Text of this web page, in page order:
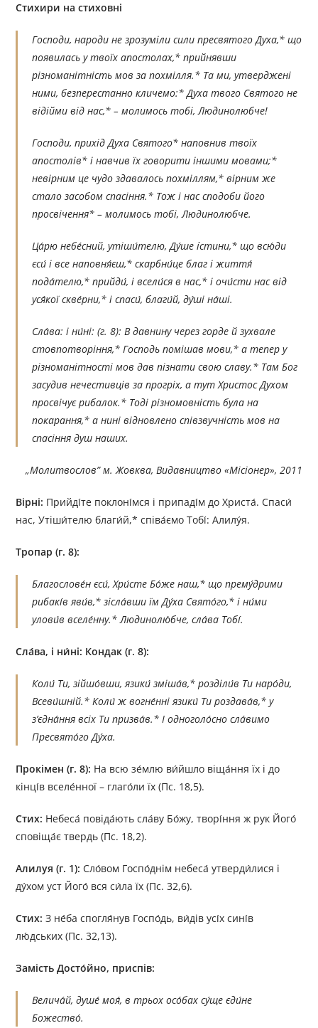
Стихири на стиховні
Господи, народи не зрозуміли сили пресвятого Духа,* що
появилась у твоїх апостолах,* прийнявши
різноманітність мов за похмілля.* Та ми, утверджені
ними, безперестанно кличемо:* Духа твого Святого не
відійми від нас,* – молимось тобі, Людинолюбче!
Господи, прихід Духа Святого* наповнив твоїх
апостолів* і навчив їх говорити іншими мовами;*
невірним це чудо здавалось похміллям,* вірним же
стало засобом спасіння.* Тож і нас сподоби його
просвічення* – молимось тобі, Людинолюбче.
Ца́рю небе́сний, утіши́телю, Ду́ше íстини,* що всю́ди
єси́ і все наповня́єш,* скарбни́це благ і життя́
пода́телю,* прийди́, і всели́ся в нас,* і очи́сти нас від
уся́кої скве́рни,* і спаси́, благи́й, ду́ші на́ші.
Сла́ва: і ни́ні:(г. 8): В давнину через горде й зухвале
стовпотворіння,* Господь помішав мови,* а тепер у
різноманітності мов дав пізнати свою славу.* Там Бог
засудив нечестивців за прогріх, а тут Христос Духом
просвічує рибалок.* Тоді різномовність була на
покарання,* а нині відновлено співзвучність мов на
спасіння душ наших.
„Молитвослов” м. Жовква, Видавництво «Місіонер», 2011
Вірні: Прийді́те поклоні́мся і припаді́м до Христа́. Спаси́
нас, Утіши́телю благи́й,* співа́ємо Тобі́: Алилу́я.
Тропар (г. 8):
Благослове́н єси́, Хри́сте Бо́же наш,* що прему́дрими
рибакі́в яви́в,* зісла́вши їм Ду́ха Свято́го,* і ни́ми
улови́в вселе́нну.* Людинолю́бче, сла́ва Тобі́.
Сла́ва, і ни́ні: Кондак (г. 8):
Коли́ Ти, зійшо́вши, язики́ зміша́в,* розділи́в Ти наро́ди,
Всеви́шній.* Коли́ ж вогне́нні язики́ Ти роздава́в,* у
з’єдна́ння всіх Ти призва́в.* І одноголо́сно сла́вимо
Пресвято́го Ду́ха.
Прокімен (г. 8): На всю зе́млю ви́йшло віща́ння їх і до
кінці́в вселе́нної – глаго́ли їх (Пс. 18,5).
Стих: Небеса́ повіда́ють сла́ву Бо́жу, творі́ння ж рук Його́
сповіща́є твердь (Пс. 18,2).
Алилуя (г. 1): Сло́вом Госпо́днім небеса́ утверди́лися і
ду́хом уст Його́ вся си́ла їх (Пс. 32,6).
Стих: З не́ба спогля́нув Госпо́дь, ви́дів усі́х сині́в
лю́дських (Пс. 32,13).
Замість Досто́йно, приспів:
Велича́й, душе́ моя́, в трьох осо́бах су́ще єди́не
Божество́.